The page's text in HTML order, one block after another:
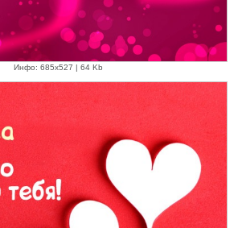
Инфо: 685х527 | 64 Kb